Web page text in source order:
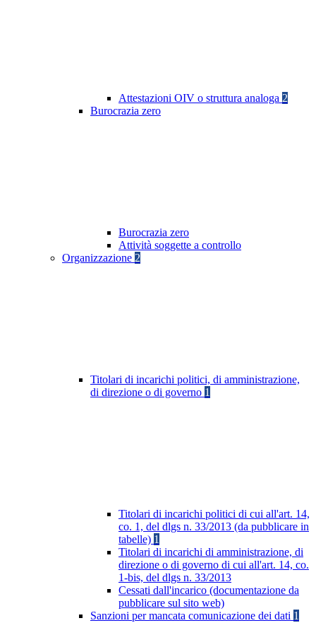
Attestazioni OIV o struttura analoga 2
Burocrazia zero
Burocrazia zero
Attività soggette a controllo
Organizzazione 2
Titolari di incarichi politici, di amministrazione,
di direzione o di governo 1
Titolari di incarichi politici di cui all'art. 14,
co. 1, del dlgs n. 33/2013 (da pubblicare in
tabelle) 1
Titolari di incarichi di amministrazione, di
direzione o di governo di cui all'art. 14, co.
1-bis, del dlgs n. 33/2013
Cessati dall'incarico (documentazione da
pubblicare sul sito web)
Sanzioni per mancata comunicazione dei dati 1